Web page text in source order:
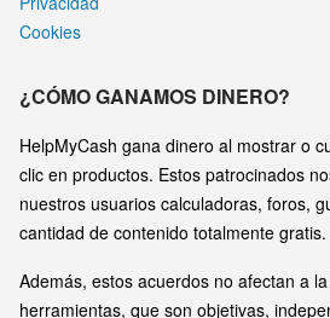
Cookies
¿CÓMO GANAMOS DINERO?
HelpMyCash gana dinero al mostrar o
clic en productos. Estos patrocinados
nuestros usuarios calculadoras, foros,
cantidad de contenido totalmente gratis.
Además, estos acuerdos no afectan a
herramientas, que son objetivas,